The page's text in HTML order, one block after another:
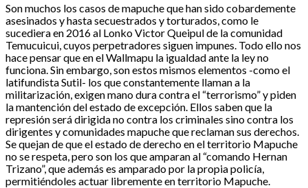
Son muchos los casos de mapuche que han sido cobardemente
asesinados y hasta secuestrados y torturados, como le
sucediera en 2016 al Lonko Victor Queipul de la comunidad
Temucuicui, cuyos perpetradores siguen impunes. Todo ello nos
hace pensar que en el Wallmapu la igualdad ante la ley no
funciona. Sin embargo, son estos mismos elementos -como el
latifundista Sutil- los que constantemente llaman a la
militarización, exigen mano dura contra el “terrorismo” y piden
la mantención del estado de excepción. Ellos saben que la
represión será dirigida no contra los criminales sino contra los
dirigentes y comunidades mapuche que reclaman sus derechos.
Se quejan de que el estado de derecho en el territorio Mapuche
no se respeta, pero son los que amparan al “comando Hernan
Trizano”, que además es amparado por la propia policía,
permitiéndoles actuar libremente en territorio Mapuche.